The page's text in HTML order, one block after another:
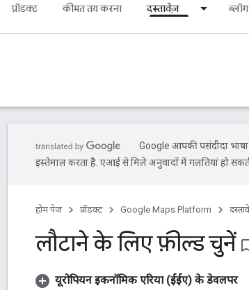
प्रॉडक्ट कीमत तय करना दस्तावेज़ ब्लॉग
Google आपकी पसंदीदा
इस्तेमाल करता है. एआई से मिले अनुवादों में गलतियां हो
होम पेज प्रॉडक्ट Google Maps Platform
लौटाने के लिए फ़ील्ड चुनें
यूरोपियन इकनॉमिक एरिया (ईईए) के डेवलपर